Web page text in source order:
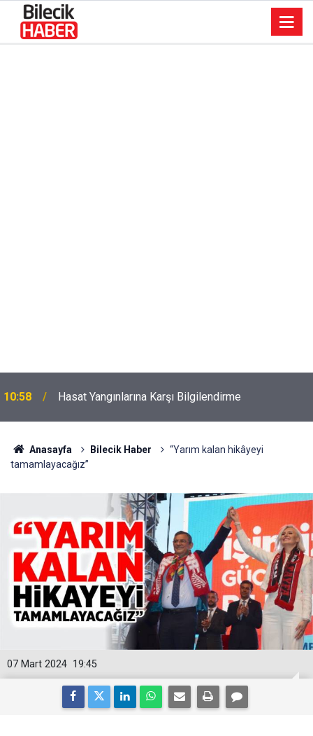
10:58 Hasat Yangınlarına Karşı Bilgilendirme
Anasayfa Bilecik Haber
“Yarım kalan hikâyeyi
tamamlayacağız”
19:45
07 Mart 2024